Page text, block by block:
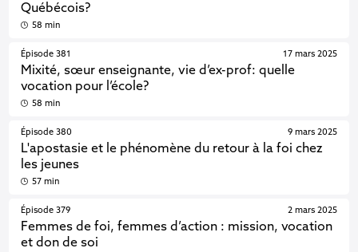
Québécois?
58 min
Épisode 381
Mixité, sœur enseignante, vie d’ex-prof: quelle
vocation pour l’école?
17 mars 2025
58 min
Épisode 380
L'apostasie et le phénomène du retour à la foi chez
les jeunes
9 mars 2025
57 min
Épisode 379
Femmes de foi, femmes d’action : mission, vocation
et don de soi
2 mars 2025